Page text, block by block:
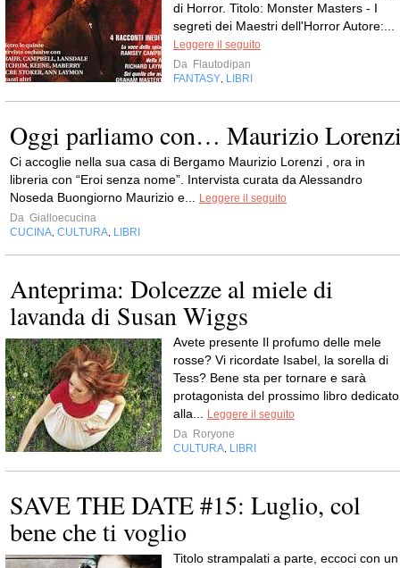
di Horror. Titolo: Monster Masters - I
segreti dei Maestri dell'Horror Autore:...
Leggere il seguito
Da Flautodipan
FANTASY, LIBRI
Oggi parliamo con… Maurizio
Ci accoglie nella sua casa di Bergamo Maurizio Lorenzi , ora in
libreria con “Eroi senza nome”. Intervista curata da Alessandro
Noseda Buongiorno Maurizio e... Leggere il seguito
Da Gialloecucina
CUCINA, CULTURA, LIBRI
Anteprima: Dolcezze al miele di
lavanda di Susan Wiggs
Avete presente Il profumo delle mele
rosse? Vi ricordate Isabel, la sorella di
Tess? Bene sta per tornare e sarà
protagonista del prossimo libro dedicato
alla... Leggere il seguito
Da Roryone
CULTURA, LIBRI
SAVE THE DATE #15: Luglio, col
bene che ti voglio
Titolo strampalati a parte, eccoci con un